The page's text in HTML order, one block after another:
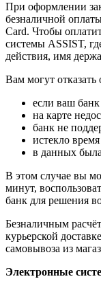
При оформлении
безналичной
Card. Чтобы
системы ASSIST,
действия, имя
Вам могут отказать
если ваш
на карте
банк не
истекло
в данных
В этом случае вы
минут,
банк для решения
Безналичным
курьерской
самовывоза из
Электронные